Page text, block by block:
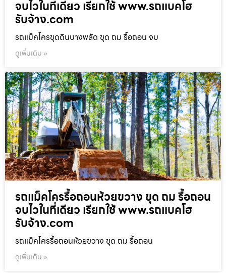
จบไวในที่เดียว เรียกใช้ www.รถแบคโฮ
รับจ้าง.com
รถแม็คโครขุดดินบางพลัด ขุด ถม รื้อถอน จบ
ดูเพิ่มเติม »
รถแม็คโครรื้อถอนห้วยขวาง ขุด ถม รื้อถอน
จบไวในที่เดียว เรียกใช้ www.รถแบคโฮ
รับจ้าง.com
รถแม็คโครรื้อถอนห้วยขวาง ขุด ถม รื้อถอน
ดูเพิ่มเติม »